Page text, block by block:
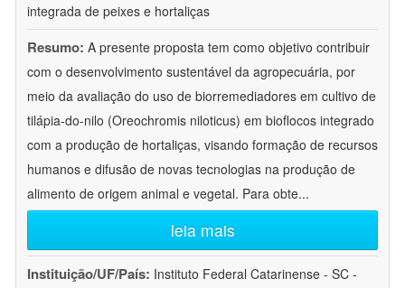
integrada de peixes e hortaliças
Resumo: A presente proposta tem como objetivo contribuir
com o desenvolvimento sustentável da agropecuária, por
meio da avaliação do uso de biorremediadores em cultivo de
tilápia-do-nilo (Oreochromis niloticus) em bioflocos integrado
com a produção de hortaliças, visando formação de recursos
humanos e difusão de novas tecnologias na produção de
alimento de origem animal e vegetal. Para obte...
leia mais
Instituição/UF/País: Instituto Federal Catarinense - SC -